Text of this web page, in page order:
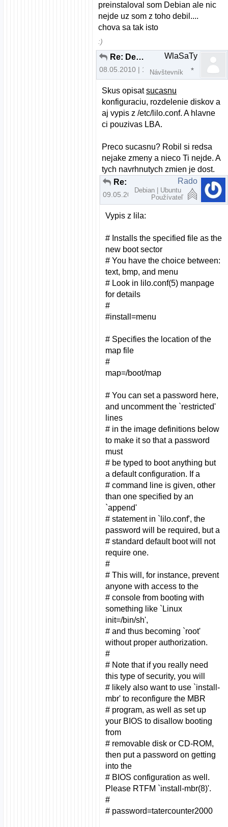
preinstaloval som Debian ale nic
nejde uz som z toho debil....
chova sa tak isto
:)
Re: Debian a Windows XP cez LILO
08.05.2010 | 14:19
WlaSaTy
Návštevník
Skus opisatsucasnu
konfiguraciu, rozdelenie diskov a
aj vypis z /etc/lilo.conf. A hlavne
ci pouzivas LBA.
Preco sucasnu? Robil si redsa
nejake zmeny a nieco Ti nejde. A
tych navrhnutych zmien je dost.
09.05.2010 | 19:20
Rado
Debian | Ubuntu
Používateľ
Vypis z lila:
# Installs the specified file as the
new boot sector
# You have the choice between:
text, bmp, and menu
# Look in lilo.conf(5) manpage
for details
#
#install=menu
# Specifies the location of the
map file
#
map=/boot/map
# You can set a password here,
and uncomment the `restricted'
lines
# in the image definitions below
to make it so that a password
must
# be typed to boot anything but
a default configuration. If a
# command line is given, other
than one specified by an
`append'
# statement in `lilo.conf', the
password will be required, but a
# standard default boot will not
require one.
#
# This will, for instance, prevent
anyone with access to the
# console from booting with
something like `Linux
init=/bin/sh',
# and thus becoming `root'
without proper authorization.
#
# Note that if you really need
this type of security, you will
# likely also want to use `install-
mbr' to reconfigure the MBR
# program, as well as set up
your BIOS to disallow booting
from
# removable disk or CD-ROM,
then put a password on getting
into the
# BIOS configuration as well.
Please RTFM `install-mbr(8)'.
#
# password=tatercounter2000